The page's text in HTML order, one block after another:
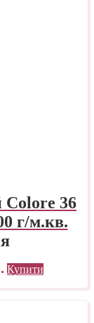
Colore 36
г/м.кв.
Купити